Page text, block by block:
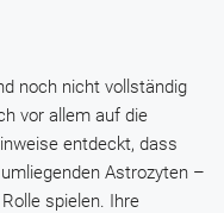
noch nicht vollständig
vor allem auf die
entdeckt, dass
Astrozyten –
spielen. Ihre